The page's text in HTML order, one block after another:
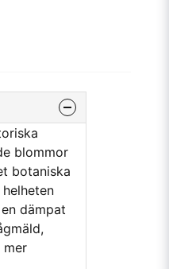
blommor
botaniska
dämpat
mer